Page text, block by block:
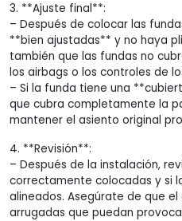
3. **Ajuste final**:
– Después de colocar las
**bien ajustadas** y no haya
también que las fundas no
los airbags o los controles de
– Si la funda tiene una
que cubra completamente la
mantener el asiento original
4. **Revisión**:
– Después de la instalación,
correctamente colocadas y si
alineados. Asegúrate de que
arrugadas que puedan